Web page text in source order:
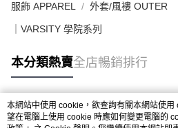
服飾 APPAREL 外套/風褸 OUTER
｜VARSITY 學院系列
本分類熱賣全店暢銷排行
熱門標籤
本網站中使用 cookie，欲查詢有關本網站使
望在電腦上使用 cookie 時應如何變更電腦的